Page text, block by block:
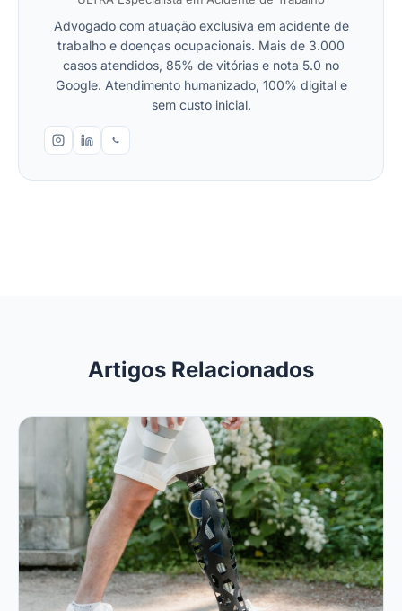
Advogado com atuação exclusiva em acidente de
trabalho e doenças ocupacionais. Mais de 3.000
casos atendidos, 85% de vitórias e nota 5.0 no
Google. Atendimento humanizado, 100% digital e
sem custo inicial.
Artigos Relacionados